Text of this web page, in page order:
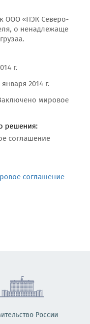
ООО «ПЭК Северо-
о ненадлежаще
г.
января 2014 г.
мировое
решения:
соглашение
соглашение
России